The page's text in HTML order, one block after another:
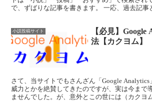
で、ずばりな記事を書きます。 一応、過去記事
小説投稿サイト
【必見】
法【カクヨム】
さて、当サイトでもさんざん「Google
威力とかを絶賛してきたのですが、実は今まで
ませんでした。が、意外とこの世には（カクヨ